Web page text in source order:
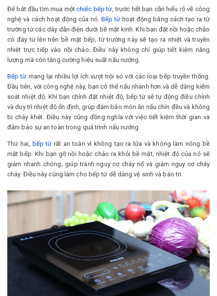
Để bắt đầu tìm mua mộtchiếc bếp từ, trước hết bạn cần hiểu rõ về công
nghệ và cách hoạt động của nó. Bếp từ hoạt động bằng cách tạo ra từ
trường từ các dây dẫn điện dưới bề mặt kính. Khi bạn đặt nồi hoặc chảo
có đáy từ lên trên bề mặt bếp, từ trường này sẽ tạo ra nhiệt và truyền
nhiệt trực tiếp vào nồi chảo. Điều này không chỉ giúp tiết kiệm năng
lượng mà còn tăng cường hiệu suất nấu nướng.
Bếp từ mang lại nhiều lợi ích vượt trội so với các loại bếp truyền thống.
Đầu tiên, với công nghệ này, bạn có thể nấu nhanh hơn và dễ dàng kiểm
soát nhiệt độ. Khi bạn chỉnh đặt nhiệt độ, bếp từ sẽ tự động điều chỉnh
và duy trì nhiệt độ ổn định, giúp đảm bảo món ăn nấu chín đều và không
bị cháy khét. Điều này cũng đồng nghĩa với việc tiết kiệm thời gian và
đảm bảo sự an toàn trong quá trình nấu nướng.
Thứ hai, bếp từ rất an toàn vì không tạo ra lửa và không làm nóng bề
mặt bếp. Khi bạn gỡ nồi hoặc chảo ra khỏi bề mặt, nhiệt độ của nó sẽ
giảm nhanh chóng, giúp tránh nguy cơ cháy nổ và giảm nguy cơ cháy
cháy. Điều này cũng làm cho bếp từ dễ dàng vệ sinh và bảo trì.